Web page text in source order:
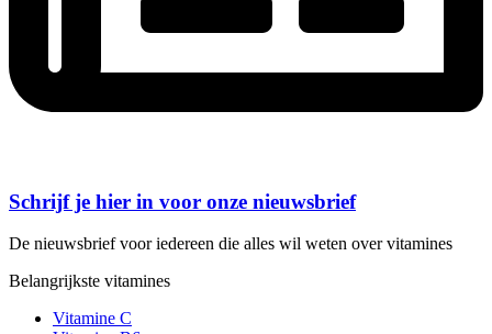
Schrijf je hier in voor onze nieuwsbrief
De nieuwsbrief voor iedereen die alles wil weten over vitamines
Belangrijkste vitamines
Vitamine C